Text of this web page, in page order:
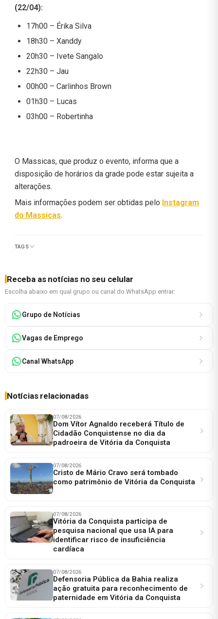
(22/04):
17h00 – Érika Silva
18h30 – Xanddy
20h30 – Ivete Sangalo
22h30 – Jau
00h00 – Carlinhos Brown
01h30 – Lucas
03h00 – Robertinha
O Massicas, que produz o evento, informa que a
disposição de horários da grade pode estar sujeita a
alterações.
Mais informações podem ser obtidas pelo Instagram
do Massicas.
TAGS
Receba as notícias no seu celular
Escolha abaixo em qual grupo ou canal do WhatsApp entrar:
Grupo de Notícias
Vagas de Emprego
Canal WhatsApp
Notícias relacionadas
07/08/2026
Dom Vítor Agnaldo receberá Título de
Cidadão Conquistense no dia da
padroeira de Vitória da Conquista
07/08/2026
Cristo de Mário Cravo será tombado
como patrimônio de Vitória da Conquista
07/08/2026
Vitória da Conquista participa de
pesquisa nacional que usa IA para
identificar risco de insuficiência
cardíaca
07/08/2026
Defensoria Pública da Bahia realiza
ação gratuita para reconhecimento de
paternidade em Vitória da Conquista